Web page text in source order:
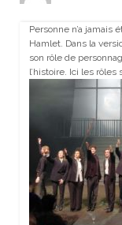
Personne n’a jamais
Hamlet. Dans la
son rôle de
l’histoire. Ici les rôles